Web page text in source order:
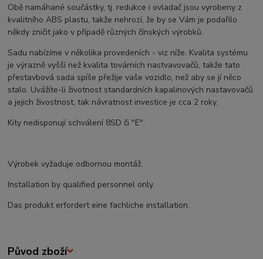
Obě namáhané součástky, tj. redukce i ovladač jsou vyrobeny z
kvalitního ABS plastu, takže nehrozí, že by se Vám je podařilo
někdy zničit jako v případě různých čínských výrobků.
Sadu nabízíme v několika provedeních - viz níže. Kvalita systému
je výrazně vyšší než kvalita továrních nastvavovačů, takže tato
přestavbová sada spíše přežije vaše vozidlo, než aby se jí něco
stalo. Uvážíte-li životnost standardních kapalinových nastavovačů
a jejich živostnost, tak návratnost investice je cca 2 roky.
Kity nedisponují schválení 8SD či "E".
Výrobek vyžaduje odbornou montáž.
Installation by qualified personnel only.
Das produkt erfordert eine fachliche installation.
Původ zboží